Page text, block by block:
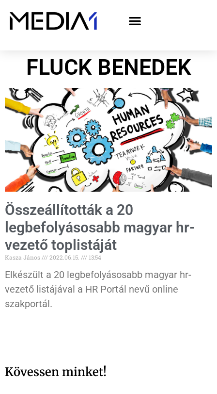
FLUCK BENEDEK
Összeállították a 20
legbefolyásosabb magyar hr-
vezető toplistáját
Kasza János 2022.06.15. 13:54
Elkészült a 20 legbefolyásosabb magyar hr-
vezető listájával a HR Portál nevű online
szakportál.
Kövessen minket!